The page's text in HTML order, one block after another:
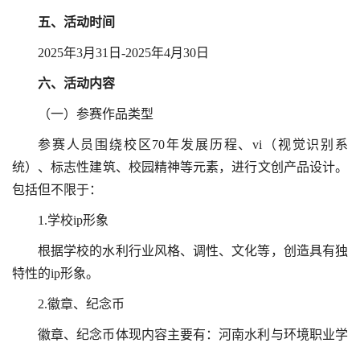
五、活动时间
2025年3月31日-2025年4月30日
六、活动内容
（一）参赛作品类型
参赛人员围绕校区70年发展历程、vi（视觉识别系
统）、标志性建筑、校园精神等元素，进行文创产品设计。
包括但不限于：
1.学校ip形象
根据学校的水利行业风格、调性、文化等，创造具有独
特性的ip形象。
2.徽章、纪念币
徽章、纪念币体现内容主要有：河南水利与环境职业学